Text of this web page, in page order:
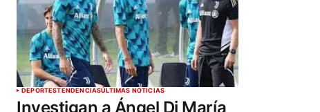
DEPORTESTENDENCIASÚLTIMAS NOTICIAS
Investigan a Ángel Di María